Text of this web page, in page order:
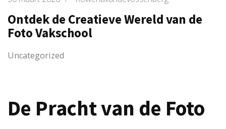
Ontdek de Creatieve Wereld van de
Foto Vakschool
Uncategorized
De Pracht van de Foto